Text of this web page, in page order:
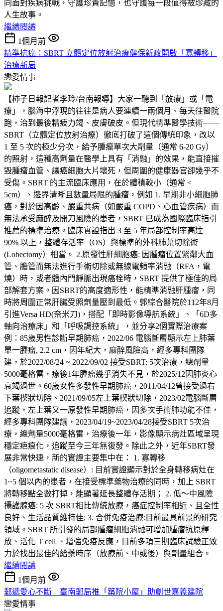
同面對疾病挑戰，守護珍貴記憶，也守護每一段值得被珍藏的
人生故事。
繼續閱讀
1個月前
精準抗癌：SBRT 立體定位放射治療健保新政開啟「寡轉移」
治療新局
戀愛情事
【柿子日報記者李玲/台南報導】大家一聽到「放療」或「電
療」，腦海中浮現的往往是病人要連續一兩個月、每天往醫院
跑，治到最後精疲力竭、皮膚破皮。但現代精準醫學技術——
SBRT（立體定位放射治療）徹底打破了這個傳統印象，改以
1 至 5 次的極少分次，給予腫瘤單次大劑量（通常 6-20 Gy）
的照射，這種高劑量在醫學上具有「消融」的效果，能直接摧
毀腫瘤血管、讓癌細胞大片壞死，但周圍的健康器官卻幾乎不
受傷。SBRT 的主流臨床應用，在於體積較小（通常 <
5cm）、邊界清晰且數量局限的腫瘤，例如 1. 早期非小細胞肺
癌，對於因高齡、嚴重共病（如嚴重 COPD、心血管疾病）而
無法承受麻醉及開刀風險的患者，SBRT 已成為國際臨床指引
推薦的標準治療。臨床實證指出 3 至 5 年局部控制率高達
90% 以上，整體存活率（OS）與標準的外科肺葉切除術
(Lobectomy）相當。 2.原發性肝細胞癌: 因腫瘤位置緊鄰大血
管、膽管而無法進行手術切除或無線電頻率消融（RFA，電
燒）時，或者體內門靜脈出現癌栓時，SBRT 提供了極佳的局
部解套方案。因SBRT的高度適形性，能精準消融肝腫瘤，同
時將周圍正常肝臟受照劑量壓到最低。郭綜合醫院於112年8月
引進Versa HD(奈米刀)，搭配「即時影像導航系統」、「6D多
軸向治療床」和「呼吸調控系統」，並分享2個實際治療案
例：85歲男性診斷早期肺癌，2022/06 電腦斷層顯示左上肺葉
單一腫瘤, 2.2 cm，因年紀大，麻醉風險高，經多專科團隊
建，於2022/08/24 ~ 2022/09/02 接受SBRT: 5次治療，總劑量
5000毫格雷，療後1年腫瘤幾乎消失不見，於2025/12因肺炎心
衰竭過世。60歲女性多發性早期肺癌，2011/04/12曾接受過右
下葉楔狀切除、2021/09/05左上葉楔狀切除，2023/02電腦斷層
追蹤，左上葉又一原發性早期肺癌，因多次手術肺功能不佳，
經多專科團隊建議，2023/04/19~2023/04/28接受SBRT 5次治
療，總劑量5000毫格雷，治療後一年，影像顯示病灶區域呈現
穩定疤痕化，追蹤至今三年無復發。除此之外，近年SBRT發
展非常快速，新的實證主要集中在： 1. 寡轉移
（oligometastatic disease）: 目前實證顯示對於全身轉移病灶在
1~5 個以內的患者，在接受標準藥物治療的同時，加上 SBRT
將轉移點全數打掉，能顯著延長整體存活期； 2. 低～中風險
攝護腺癌: 5 次 SBRT相比傳統放療，癌症控制率相近、且全性
良好、生活品質維持佳; 3. 合併免疫治療:目前最具前景的研究
領域。SBRT 所引發的局部腫瘤細胞消融可增加腫瘤抗原釋
放、活化 T cell 、增強免疫反應，目前多項三期臨床試驗正致
力於找出最佳的給藥時序（放療前、中或後）與劑量組合。
繼續閱讀
1個月前
郵遞愛心不斷 臺南郵局推「築院小屋」助創世嘉義建院
戀愛情事